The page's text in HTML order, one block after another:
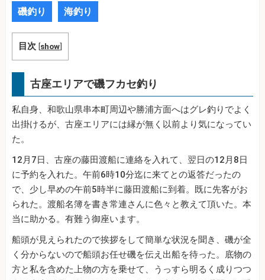
磯釣り 海釣り
目次 [show]
古座エリアで磯フカセ釣り
私自身、和歌山県串本町周辺や勝浦方面へはグレ釣りでよく
出掛けるが、古座エリアには縁が無く以前より気になってい
た。
12月7日、古座の藤田渡船に連絡を入れて、翌日の12月8日
に予約を入れた。午前6時10分迄に来てとの返答だったの
で、少し早めの午前5時半に藤田渡船に到着。既に先客がお
られた。渡船名簿を書き常連さんに色々と教えて頂いた。本
当に助かる。有難う御座います。
船頭が見えられたので挨拶をして簡単な状況を聞き、磯が全
く分からないので船頭お任せ磯を伝え出船を待った。底物の
方と私を含めた上物の方を乗せて、うっすら明るく成りつつ